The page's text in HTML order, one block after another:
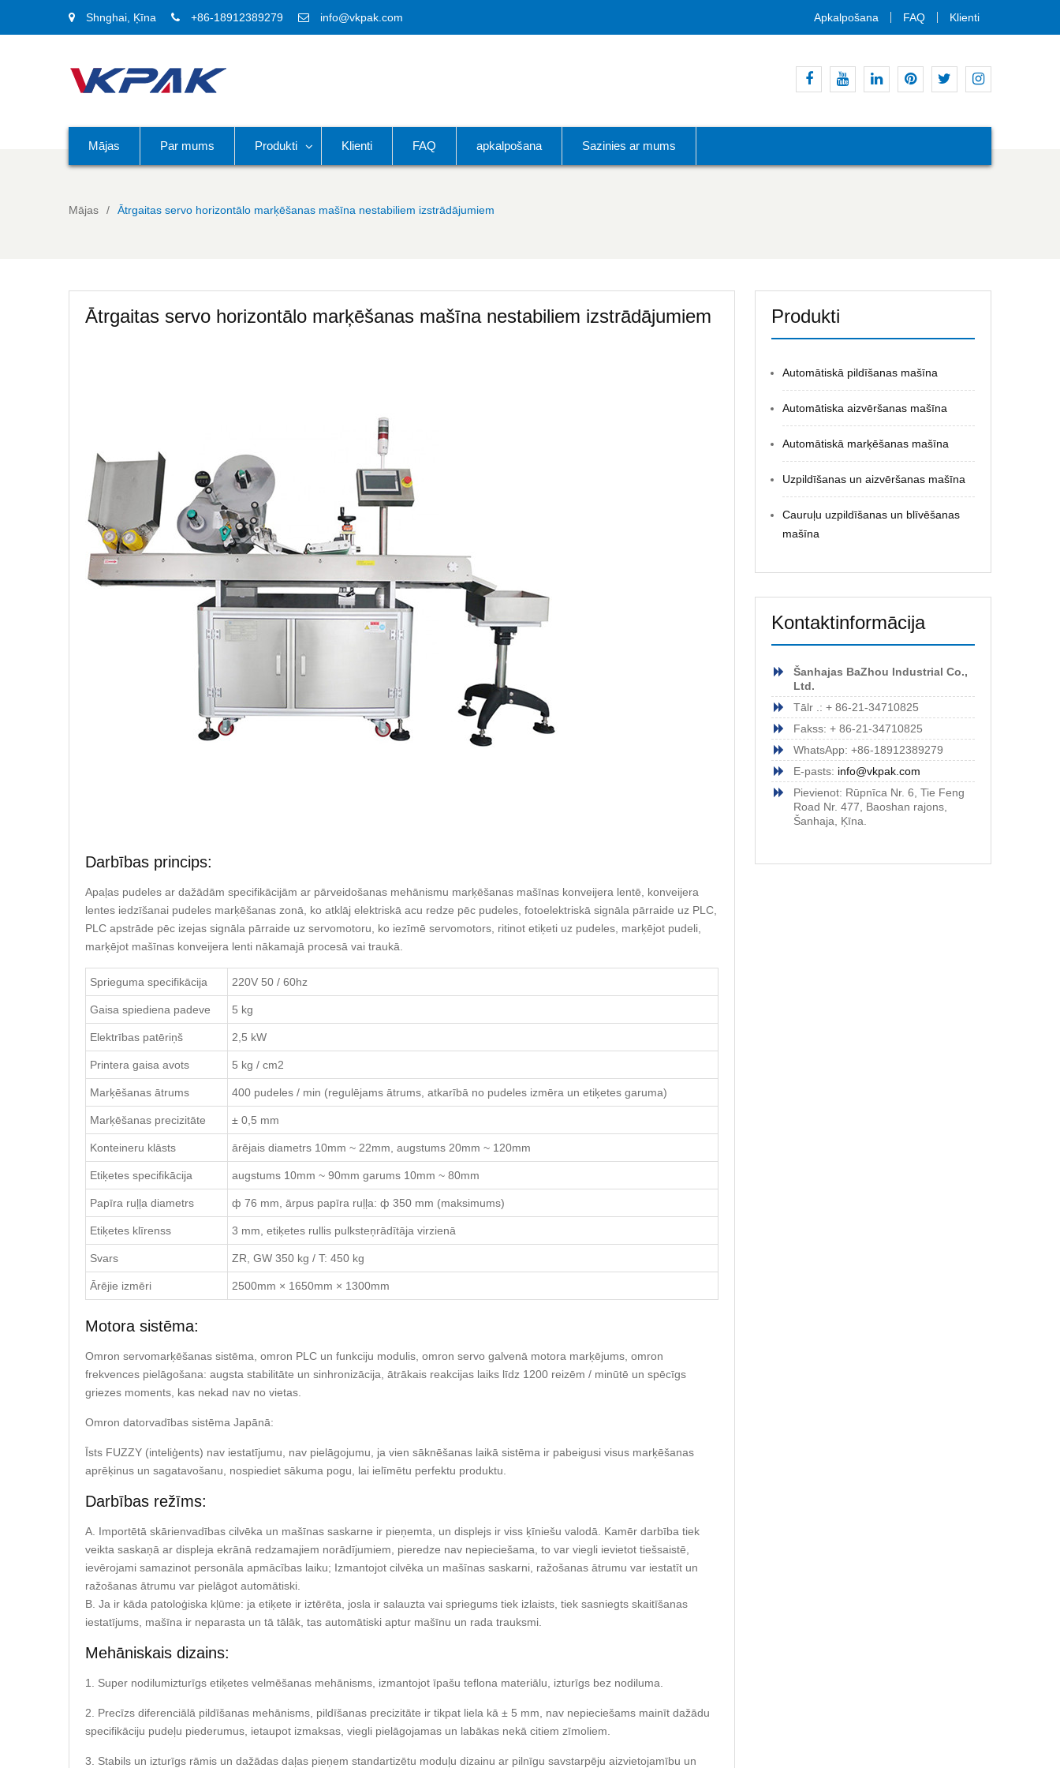
Shnghai, Ķīna +86-18912389279 info@vkpak.com Apkalpošana FAQ Klienti
Mājas Par mums Produkti Klienti FAQ apkalpošana Sazinies ar mums
Mājas Ātrgaitas servo horizontālo marķēšanas mašīna nestabiliem izstrādājumiem
Ātrgaitas servo horizontālo marķēšanas mašīna nestabiliem izstrādājumiem
Darbības princips:
Apaļas pudeles ar dažādām specifikācijām ar pārveidošanas mehānismu marķēšanas mašīnas konveijera lentē, konveijera
lentes iedzīšanai pudeles marķēšanas zonā, ko atklāj elektriskā acu redze pēc pudeles, fotoelektriskā signāla pārraide uz PLC,
PLC apstrāde pēc izejas signāla pārraide uz servomotoru, ko iezīmē servomotors, ritinot etiķeti uz pudeles, marķējot pudeli,
marķējot mašīnas konveijera lenti nākamajā procesā vai traukā.
Sprieguma specifikācija 220V 50 / 60hz
Gaisa spiediena padeve 5 kg
Elektrības patēriņš 2,5 kW
Printera gaisa avots 5 kg / cm2
Marķēšanas ātrums 400 pudeles / min (regulējams ātrums, atkarībā no pudeles izmēra un etiķetes garuma)
Marķēšanas precizitāte ± 0,5 mm
Konteineru klāsts ārējais diametrs 10mm ~ 22mm, augstums 20mm ~ 120mm
Etiķetes specifikācija augstums 10mm ~ 90mm garums 10mm ~ 80mm
Papīra ruļļa diametrs ф 76 mm, ārpus papīra ruļļa: ф 350 mm (maksimums)
Etiķetes klīrenss 3 mm, etiķetes rullis pulksteņrādītāja virzienā
Svars ZR, GW 350 kg / T: 450 kg
Ārējie izmēri 2500mm × 1650mm × 1300mm
Motora sistēma:
Omron servomarķēšanas sistēma, omron PLC un funkciju modulis, omron servo galvenā motora marķējums, omron
frekvences pielāgošana: augsta stabilitāte un sinhronizācija, ātrākais reakcijas laiks līdz 1200 reizēm / minūtē un spēcīgs
griezes moments, kas nekad nav no vietas.
Omron datorvadības sistēma Japānā:
Īsts FUZZY (inteliģents) nav iestatījumu, nav pielāgojumu, ja vien sāknēšanas laikā sistēma ir pabeigusi visus marķēšanas
aprēķinus un sagatavošanu, nospiediet sākuma pogu, lai ielīmētu perfektu produktu.
Darbības režīms:
A. Importētā skārienvadības cilvēka un mašīnas saskarne ir pieņemta, un displejs ir viss ķīniešu valodā. Kamēr darbība tiek
veikta saskaņā ar displeja ekrānā redzamajiem norādījumiem, pieredze nav nepieciešama, to var viegli ievietot tiešsaistē,
ievērojami samazinot personāla apmācības laiku; Izmantojot cilvēka un mašīnas saskarni, ražošanas ātrumu var iestatīt un
ražošanas ātrumu var pielāgot automātiski.
B. Ja ir kāda patoloģiska kļūme: ja etiķete ir iztērēta, josla ir salauzta vai spriegums tiek izlaists, tiek sasniegts skaitīšanas
iestatījums, mašīna ir neparasta un tā tālāk, tas automātiski aptur mašīnu un rada trauksmi.
Mehāniskais dizains:
1. Super nodilumizturīgs etiķetes velmēšanas mehānisms, izmantojot īpašu teflona materiālu, izturīgs bez nodiluma.
2. Precīzs diferenciālā pildīšanas mehānisms, pildīšanas precizitāte ir tikpat liela kā ± 5 mm, nav nepieciešams mainīt dažādu
specifikāciju pudeļu piederumus, ietaupot izmaksas, viegli pielāgojamas un labākas nekā citiem zīmoliem.
3. Stabils un izturīgs rāmis un dažādas daļas pieņem standartizētu moduļu dizainu ar pilnīgu savstarpēju aizvietojamību un
Produkti
Automātiskā pildīšanas mašīna
Automātiska aizvēršanas mašīna
Automātiskā marķēšanas mašīna
Uzpildīšanas un aizvēršanas mašīna
Cauruļu uzpildīšanas un blīvēšanas
mašīna
Kontaktinformācija
Šanhajas BaZhou Industrial Co.,
Ltd.
Tālr .: + 86-21-34710825
Fakss: + 86-21-34710825
WhatsApp: +86-18912389279
E-pasts: info@vkpak.com
Pievienot: Rūpnīca Nr. 6, Tie Feng
Road Nr. 477, Baoshan rajons,
Šanhaja, Ķīna.